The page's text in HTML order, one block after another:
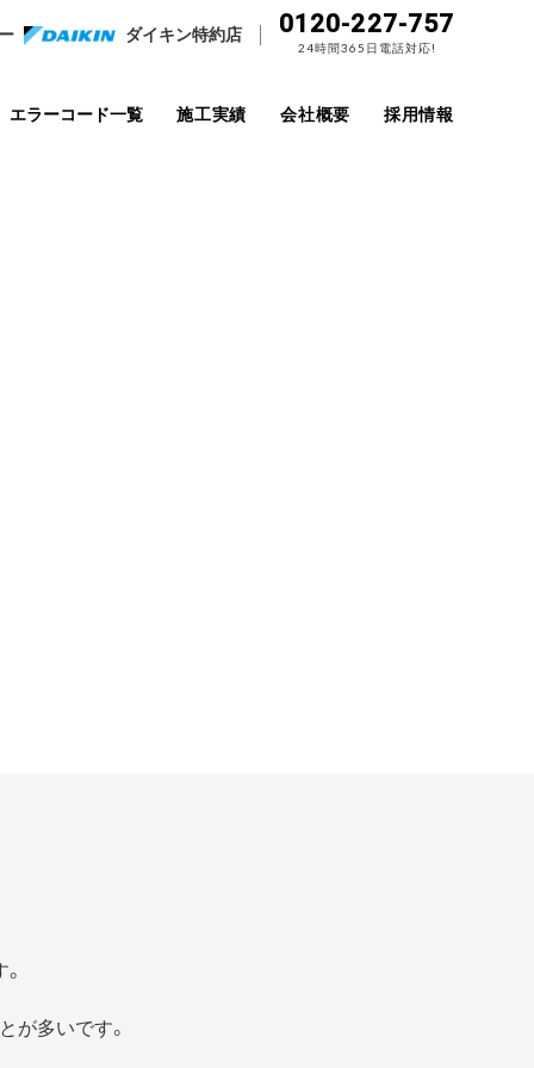
ダイキン特約店 0120-227-757
24時間365日電話対応!
エラーコード一覧 施工実績 会社概要 採用情報
が多いです。